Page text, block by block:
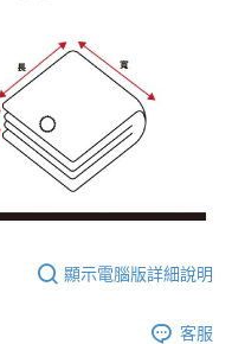
顯示電腦版詳細說明
客服